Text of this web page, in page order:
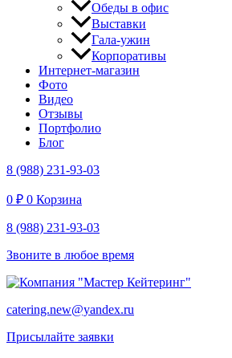
Обеды в офис
Выставки
Гала-ужин
Корпоративы
Интернет-магазин
Фото
Видео
Отзывы
Портфолио
Блог
8 (988) 231-93-03
0 ₽ 0 Корзина
8 (988) 231-93-03
Звоните в любое время
catering.new@yandex.ru
Присылайте заявки